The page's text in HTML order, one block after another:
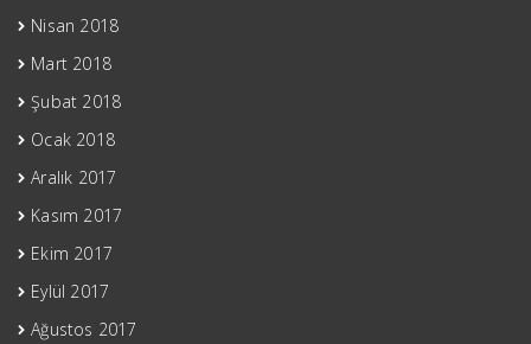
Nisan 2018
Mart 2018
Şubat 2018
Ocak 2018
Aralık 2017
Kasım 2017
Ekim 2017
Eylül 2017
Ağustos 2017